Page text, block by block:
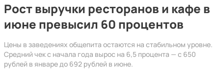
Рост выручки ресторанов и кафе в
июне превысил 60 процентов
Цены в заведениях общепита остаются на стабильном уровне.
Средний чек с начала года вырос на 6,5 процента — с 650
рублей в январе до 692 рублей в июне.